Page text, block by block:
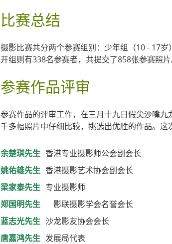
比赛总结
摄影比赛共分两个参赛组别：少年组（10 - 17
开组则有338名参赛者，共提交了858张参赛照
参赛作品评审
参赛作品的评审工作，在三月十九日假尖沙嘴
千多幅照片中仔细比较，挑选出优胜的作品。这
余楚琪先生 香港专业摄影师公会副会长
姚佑雄先生 香港摄影艺术协会副会长
梁家泰先生 专业摄影师
郑国明先生
影联摄影学会名誉会长
蓝志光先生 沙龙影友协会会长
唐嘉鸿先生 发展局代表